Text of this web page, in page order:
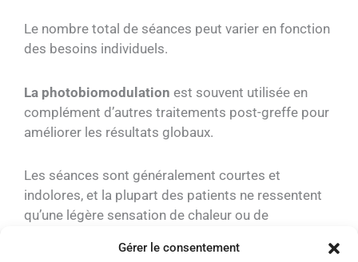
Gérer le consentement
Le nombre total de séances peut varier en fonction
des besoins individuels.
La photobiomodulation est souvent utilisée en
complément d’autres traitements post-greffe pour
améliorer les résultats globaux.
Les séances sont généralement courtes et
indolores, et la plupart des patients ne ressentent
qu’une légère sensation de chaleur ou de
peut varier en fonction de chaque individu et de la